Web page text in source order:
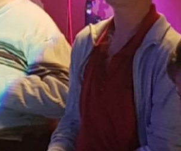
28.03.2020
Estermann, Daniela
Silvio Rauch